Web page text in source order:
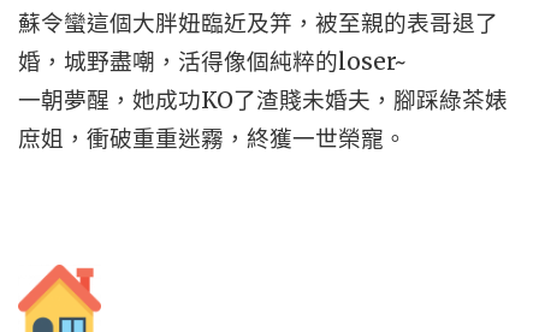
蘇令蠻這個大胖妞臨近及笄，被至親的表哥退了
婚，城野盡嘲，活得像個純粹的loser~
一朝夢醒，她成功KO了渣賤未婚夫，腳踩綠茶婊
庶姐，衝破重重迷霧，終獲一世榮寵。